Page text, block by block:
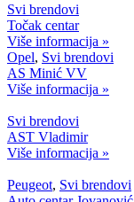
Svi brendovi
Točak centar
Više informacija »
Opel, Svi brendovi
AS Minić VV
Više informacija »
Svi brendovi
AST Vladimir
Više informacija »
Peugeot, Svi brendovi